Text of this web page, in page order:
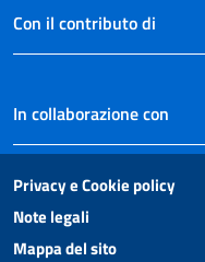
Con il contributo di
In collaborazione con
Privacy e Cookie policy
Note legali
Mappa del sito